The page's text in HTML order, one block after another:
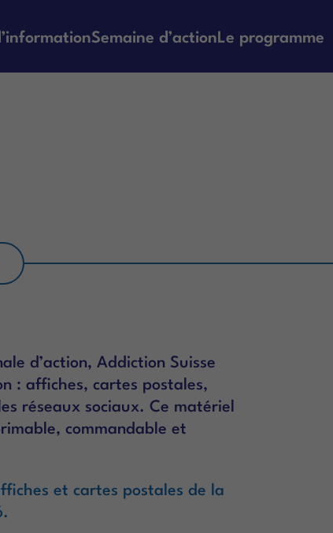
Semaine d’actionLe programme
d’action, Addiction Suisse
: affiches, cartes postales,
réseaux sociaux. Ce matériel
commandable et
et cartes postales de la